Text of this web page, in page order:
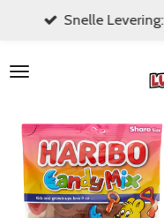
naar
hoofdinhoud
Snelle